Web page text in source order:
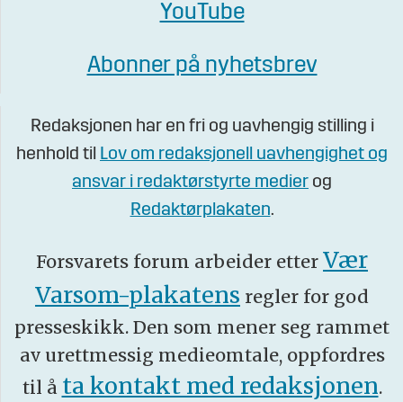
YouTube
Abonner på nyhetsbrev
Redaksjonen har en fri og uavhengig stilling i
henhold til Lov om redaksjonell uavhengighet og
ansvar i redaktørstyrte medier og
Redaktørplakaten.
Forsvarets forum arbeider etter Vær
Varsom-plakatens regler for god
presseskikk. Den som mener seg rammet
av urettmessig medieomtale, oppfordres
til å ta kontakt med redaksjonen.